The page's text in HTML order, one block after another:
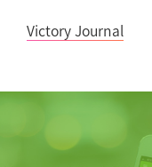
Victory Journal